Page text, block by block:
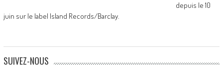
depuis le 10
juin sur le label Island Records/Barclay.
SUIVEZ-NOUS